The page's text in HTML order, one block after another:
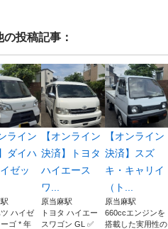
投稿記事：
ライン
ダイハ
ゼッ
ハイゼ
ゴ * 年
【オンライン
決済】トヨタ
ハイエース
ワ...
原当麻駅
トヨタ ハイエー
スワゴン GL ✅
【オンライン
決済】スズ
キ・キャリイ
（ト...
原当麻駅
660ccエンジンを
搭載した実用性の